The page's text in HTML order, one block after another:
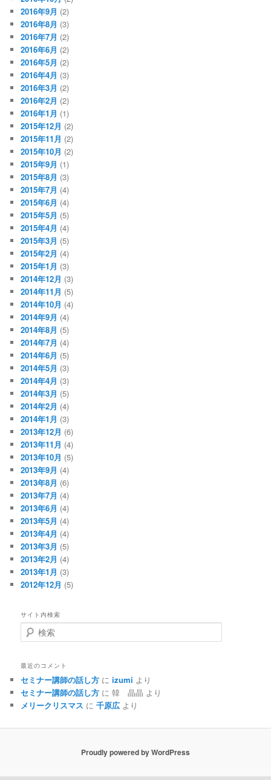
2016年9月 (2)
2016年8月 (3)
2016年7月 (2)
2016年6月 (2)
2016年5月 (2)
2016年4月 (3)
2016年3月 (2)
2016年2月 (2)
2016年1月 (1)
2015年12月 (2)
2015年11月 (2)
2015年10月 (2)
2015年9月 (1)
2015年8月 (3)
2015年7月 (4)
2015年6月 (4)
2015年5月 (5)
2015年4月 (4)
2015年3月 (5)
2015年2月 (4)
2015年1月 (3)
2014年12月 (3)
2014年11月 (5)
2014年10月 (4)
2014年9月 (4)
2014年8月 (5)
2014年7月 (4)
2014年6月 (5)
2014年5月 (3)
2014年4月 (3)
2014年3月 (5)
2014年2月 (4)
2014年1月 (3)
2013年12月 (6)
2013年11月 (4)
2013年10月 (5)
2013年9月 (4)
2013年8月 (6)
2013年7月 (4)
2013年6月 (4)
2013年5月 (4)
2013年4月 (4)
2013年3月 (5)
2013年2月 (4)
2013年1月 (3)
2012年12月 (5)
サイト内検索
検
索
最近のコメント
セミナー講師の話し方 にizumi より
セミナー講師の話し方 に韓 晶晶 より
メリークリスマス に千原広 より
Proudly powered by WordPress